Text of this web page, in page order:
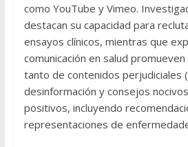
como YouTube y Vimeo.
destacan su capacidad para
ensayos clínicos, mientras que
comunicación en salud
tanto de contenidos perjudiciales
desinformación y consejos
positivos, incluyendo
representaciones de